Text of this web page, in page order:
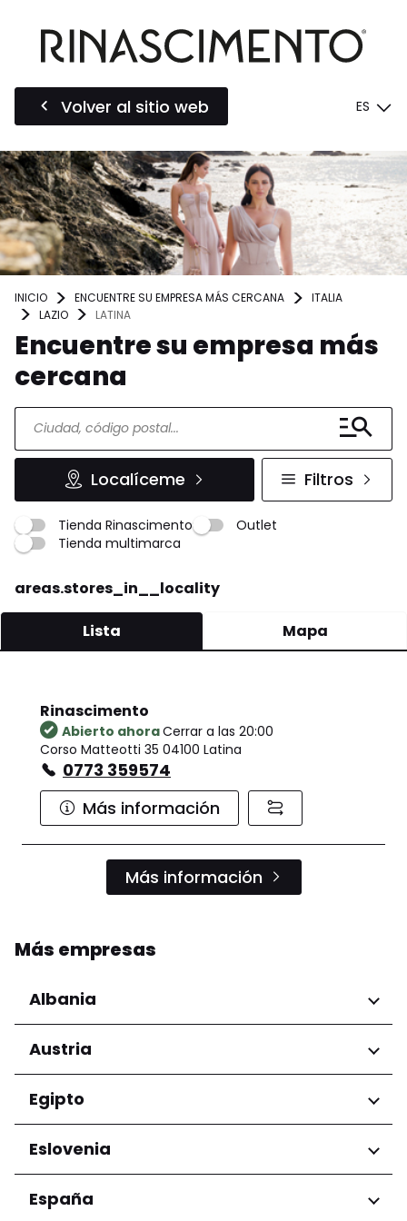
Volver al sitio web ES
INICIO ENCUENTRE SU EMPRESA MÁS CERCANA
ITALIA
LAZIO
LATINA
Encuentre su empresa más
cercana
Localíceme Filtros
Tienda Rinascimento
Outlet
Tienda multimarca
areas.stores_in__locality
Lista Mapa
Rinascimento
Abierto ahoraCerrar a las 20:00
Corso Matteotti 35 04100 Latina
0773 359574
Más información
Más información
Más empresas
Albania
Regiones
Condado de Tirana
Austria
Regiones
Niederösterreich
Salzburg
Wien
Egipto
Regiones
Gobernación de El Cairo
Eslovenia
Regiones
España